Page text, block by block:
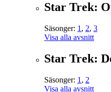
Star Trek:
Säsonger: 1 , 2, 3
Visa alla avsnitt
Star Trek:
Säsonger: 1 , 2
Visa alla avsnitt